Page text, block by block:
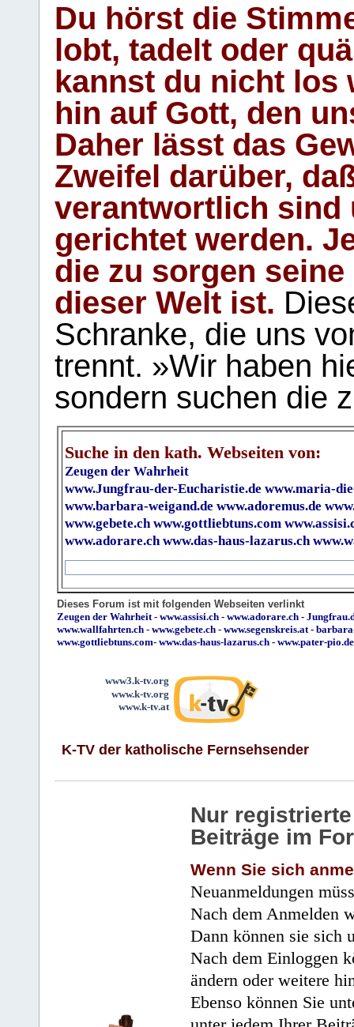
Du hörst die
lobt, tadelt oder
kannst du nicht los
hin auf Gott, den
Daher lässt das
Zweifel darüber,
verantwortlich sind
gerichtet werden.
die zu sorgen
dieser Welt ist.
Schranke, die uns
trennt. »Wir haben
sondern suchen die
Suche in den kath. Webseiten von:
Zeugen der Wahrheit
www.Jungfrau-der-Eucharistie.de www.maria-
www.barbara-weigand.de www.adoremus.de
www.gebete.ch www.gottliebtuns.com
www.adorare.ch www.das-haus-lazarus.ch
Dieses Forum ist mit folgenden Webseiten verlinkt
Zeugen der Wahrheit - www.assisi.ch - www.adorare.ch -
www.wallfahrten.ch - www.gebete.ch - www.segenskreis.at -
www.gottliebtuns.com- www.das-haus-lazarus.ch - www.pater-pio.de
www3.k-tv.org
www.k-tv.org
www.k-tv.at
K-TV der katholische Fernsehsender
Nur
Beiträge im
Wenn Sie sich
Neuanmeldungen
Nach dem Anmelden
Dann können sie sich
Nach dem Einloggen
ändern oder weitere
Ebenso können Sie